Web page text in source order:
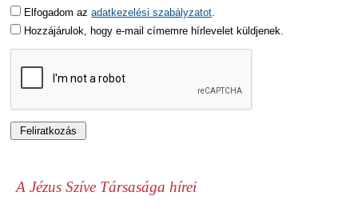
Elfogadom azadatkezelési szabályzatot
Hozzájárulok, hogy e-mail címemre hírlevelet küldjenek.
A Jézus Szíve Társasága hírei